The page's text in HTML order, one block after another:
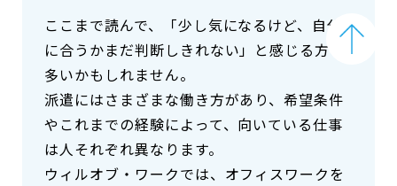
ここまで読んで、「少し気になるけど、自分
に合うかまだ判断しきれない」と感じる方も
多いかもしれません。
派遣にはさまざまな働き方があり、希望条件
やこれまでの経験によって、向いている仕事
は人それぞれ異なります。
ウィルオブ・ワークでは、オフィスワークを